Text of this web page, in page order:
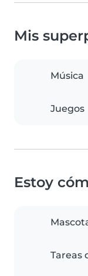
Mis
Música
Juegos
Estoy
Tareas